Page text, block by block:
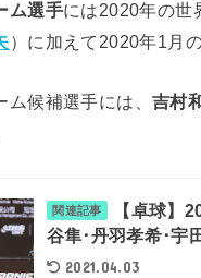
ム選手には2020年の世
）に加えて2020年1月
ム候補選手には、吉村
関連記事
【卓球】
谷隼･丹羽孝希･宇
2021.04.03